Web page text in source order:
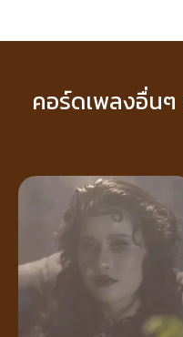
คอร์ดเพลงอื่น